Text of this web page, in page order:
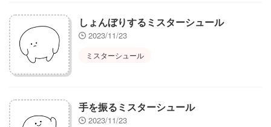
しょんぼりするミスターシュール
2023/11/23
ミスターシュール
手を振るミスターシュール
2023/11/23